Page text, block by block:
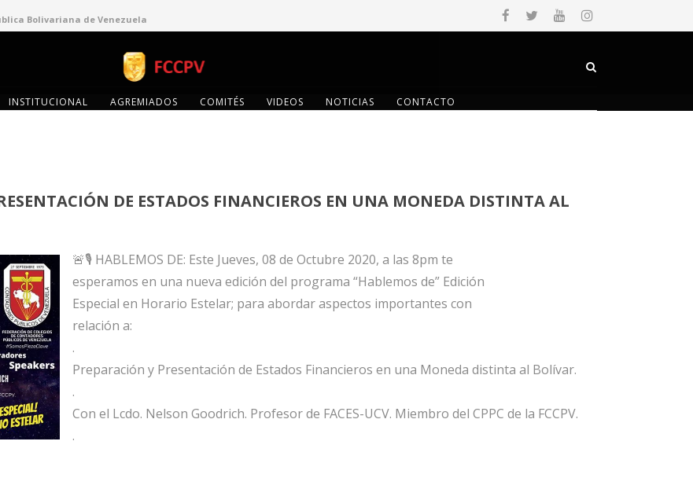
Bolivariana de Venezuela
INSTITUCIONAL AGREMIADOS COMITÉS VIDEOS NOTICIAS CONTACTO
DE ESTADOS FINANCIEROS EN UNA MONEDA DISTINTA AL
🚨🎙 HABLEMOS DE: Este Jueves, 08 de Octubre 2020, a las 8pm te
esperamos en una nueva edición del programa “Hablemos de” Edición
Especial en Horario Estelar; para abordar aspectos importantes con
relación a:
.
Preparación y Presentación de Estados Financieros en una Moneda distinta al Bolívar.
.
Con el Lcdo. Nelson Goodrich. Profesor de FACES-UCV. Miembro del CPPC de la FCCPV.
.